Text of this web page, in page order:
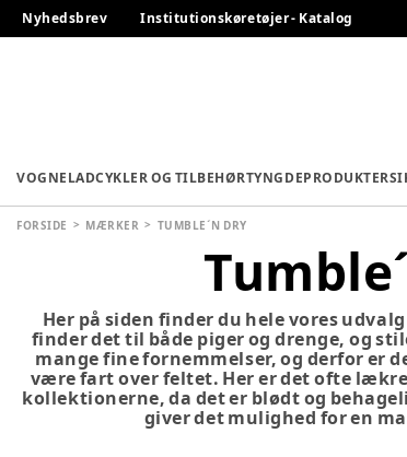
Nyhedsbrev Institutionskøretøjer - Katalog
VOGNELADCYKLER OG TILBEHØRTYNGDEPRODUKTER
FORSIDE MÆRKER TUMBLE´N DRY
Her på siden finder du hele vores
finder det til både piger og drenge, og
mange fine fornemmelser, og derfor er
være fart over feltet. Her er det ofte
kollektionerne, da det er blødt og
giver det mulighed for en